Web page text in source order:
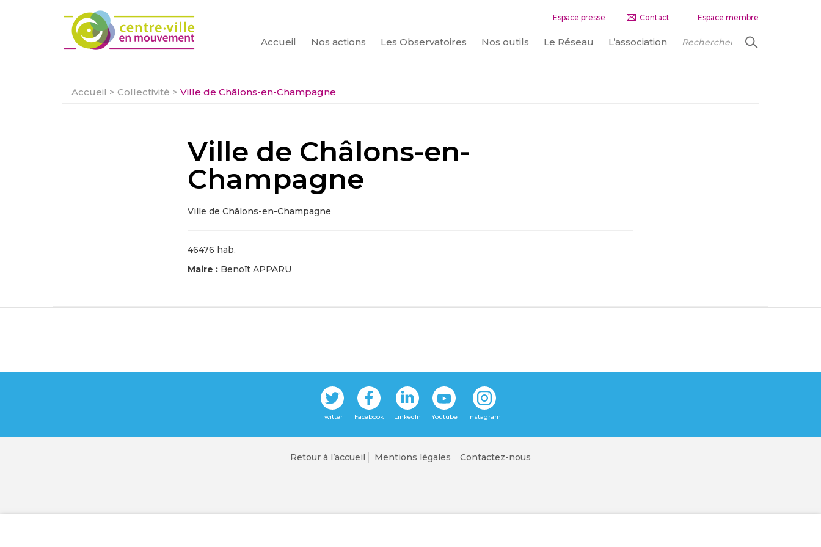
Espace presse Contact Espace membre
Accueil Nos actions Les Observatoires Nos outils Le Réseau L’association
CHERCHER
Accueil > Collectivité > Ville de Châlons-en-Champagne
Ville de Châlons-en-
Champagne
Ville de Châlons-en-Champagne
46476 hab.
Maire : Benoît APPARU
Retour à l’accueil Mentions légales Contactez-nous